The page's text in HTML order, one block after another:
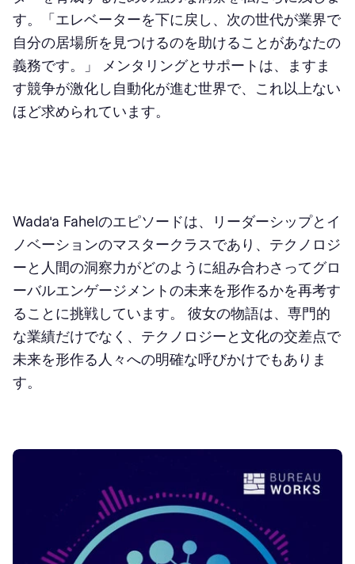
す。「エレベーターを下に戻し、次の世代が業界で
自分の居場所を見つけるのを助けることがあなたの
義務です。」 メンタリングとサポートは、ますま
す競争が激化し自動化が進む世界で、これ以上ない
ほど求められています。
Wada'a Fahelのエピソードは、リーダーシップとイ
ノベーションのマスタークラスであり、テクノロジ
ーと人間の洞察力がどのように組み合わさってグロ
ーバルエンゲージメントの未来を形作るかを再考す
ることに挑戦しています。 彼女の物語は、専門的
な業績だけでなく、テクノロジーと文化の交差点で
未来を形作る人々への明確な呼びかけでもありま
す。